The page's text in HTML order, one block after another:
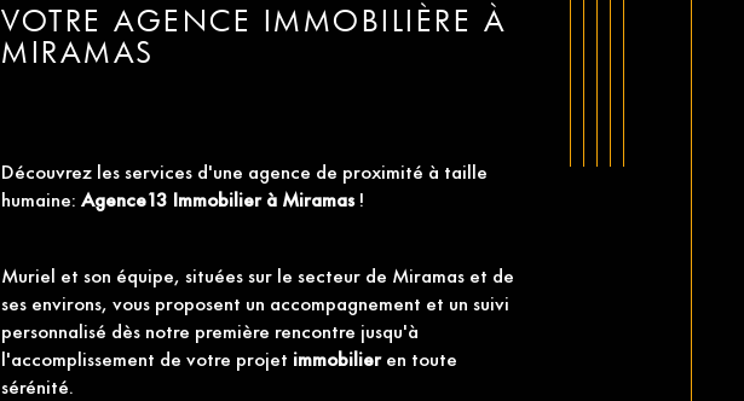
VOTRE AGENCE IMMOBILIÈRE À
MIRAMAS
Découvrez les services d'une agence de proximité à taille
humaine:Agence13 Immobilier à Miramas!
Muriel et son équipe, situées sur le secteur de Miramas et de
ses environs, vous proposent un accompagnement et un suivi
personnalisé dès notre première rencontre jusqu'à
l'accomplissement de votre projet immobilieren toute
sérénité.